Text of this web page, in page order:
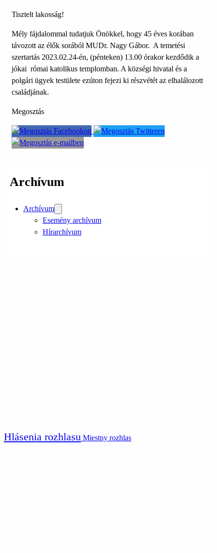
Tisztelt lakosság!
Mély fájdalommal tudatjuk Önökkel, hogy 45 éves korában
távozott az élők sorából MUDr. Nagy Gábor. A temetési
szertartás 2023.02.24-én, (pénteken) 13.00 órakor kezdődik a
jókai római katolikus templomban. A községi hivatal és a
polgári ügyek testülete ezúton fejezi ki részvétét az elhalálozott
családjának.
Megosztás
Archívum
Archívum
Esemény archívum
Hírarchívum
Hlásenia rozhlasu Miestny rozhlas